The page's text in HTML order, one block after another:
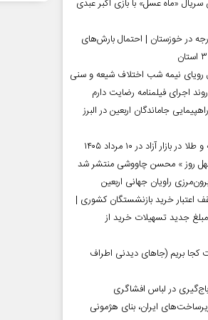
«ماه عسل» با بازی اکبر عبدی
۵۰ درجه در خوزستان | احتمال بارش‌های
رویای نیمه شب اختلاف شیعه و سنی
اجرای فیلمنامه رضایت دارم
جاماندگان اربعین در البرز
بازار آزاد در ۱۰ مرداد ۱۴۰۵
روز » محسن چاووشی منتشر شد
راویان جهانی اربعین
اعتبار خرید بازنشستگان کشوری |
مبلغ جدید تسهیلات خرید از
کجا بریم (جاهای دیدنی اطراف
باج‌گیری در لباس افشاگری
ایران، بنای هژمونی
نخست روزنامه ها‌ی‌سه‌شنبه ۶ مردادماه